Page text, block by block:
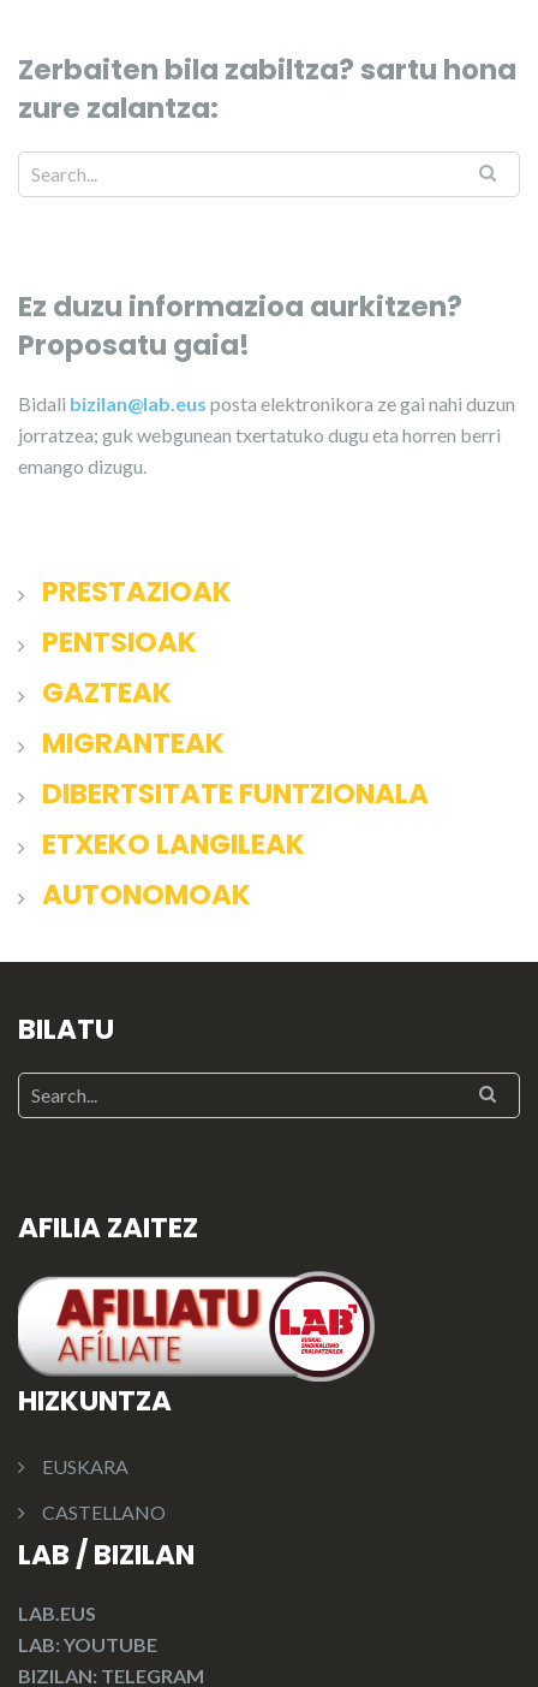
Zerbaiten bila zabiltza? sartu hona
zure zalantza:
Ez duzu informazioa aurkitzen?
Proposatu gaia!
Bidali bizilan@lab.eus posta elektronikora ze gai nahi duzun
jorratzea; guk webgunean txertatuko dugu eta horren berri
emango dizugu.
PRESTAZIOAK
PENTSIOAK
GAZTEAK
MIGRANTEAK
DIBERTSITATE FUNTZIONALA
ETXEKO LANGILEAK
AUTONOMOAK
BILATU
AFILIA ZAITEZ
HIZKUNTZA
EUSKARA
CASTELLANO
LAB / BIZILAN
LAB.EUS
LAB: YOUTUBE
BIZILAN: TELEGRAM